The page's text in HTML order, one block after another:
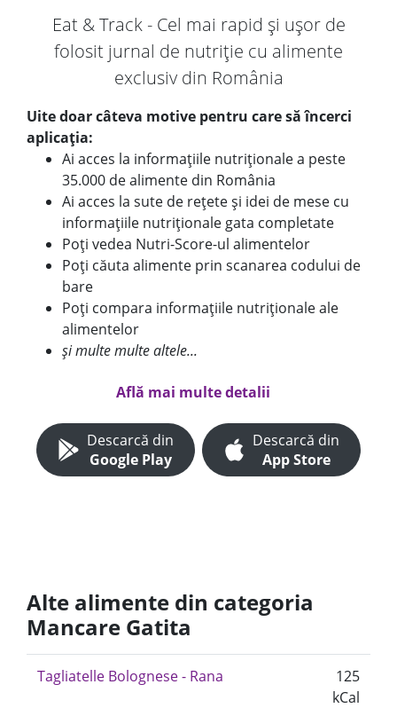
Eat & Track - Cel mai rapid și ușor de
folosit jurnal de nutriție cu alimente
exclusiv din România
Uite doar câteva motive pentru care să încerci
aplicația:
Ai acces la informațiile nutriționale a peste
35.000 de alimente din România
Ai acces la sute de rețete și idei de mese cu
informațiile nutriționale gata completate
Poți vedea Nutri-Score-ul alimentelor
Poți căuta alimente prin scanarea codului de
bare
Poți compara informațiile nutriționale ale
alimentelor
și multe multe altele...
Află mai multe detalii
Descarcă din
Google Play
Descarcă din
App Store
Alte alimente din categoria
Mancare Gatita
Tagliatelle Bolognese - Rana
125
kCal